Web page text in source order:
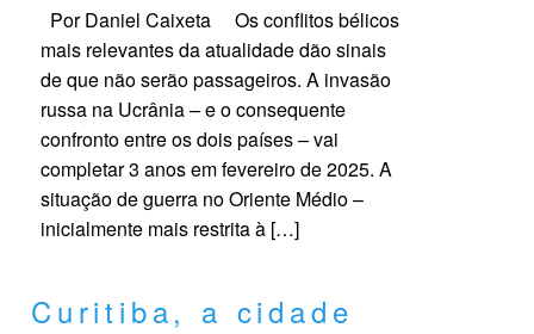
Por Daniel Caixeta Os conflitos bélicos
mais relevantes da atualidade dão sinais
de que não serão passageiros. A invasão
russa na Ucrânia – e o consequente
confronto entre os dois países – vai
completar 3 anos em fevereiro de 2025. A
situação de guerra no Oriente Médio –
inicialmente mais restrita à […]
Curitiba, a cidade